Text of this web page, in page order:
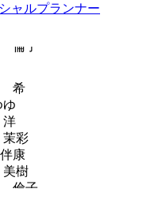
ャルプランナー